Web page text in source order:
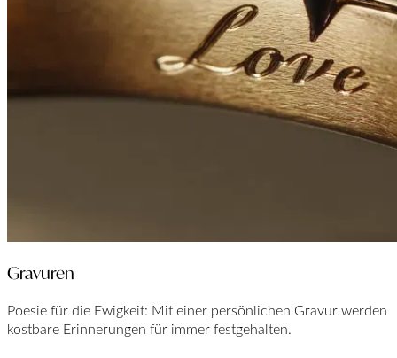
Gravuren
Poesie für die Ewigkeit: Mit einer persönlichen Gravur werden
kostbare Erinnerungen für immer festgehalten.